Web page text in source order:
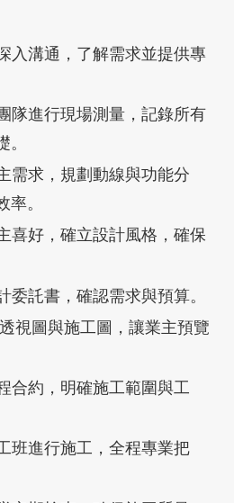
入溝通，了解需求並提供專
隊進行現場測量，記錄所有
需求，規劃動線與功能分
率。
喜好，確立設計風格，確保
委託書，確認需求與預算。
透視圖與施工圖，讓業主預覽
合約，明確施工範圍與工
班進行施工，全程專業把